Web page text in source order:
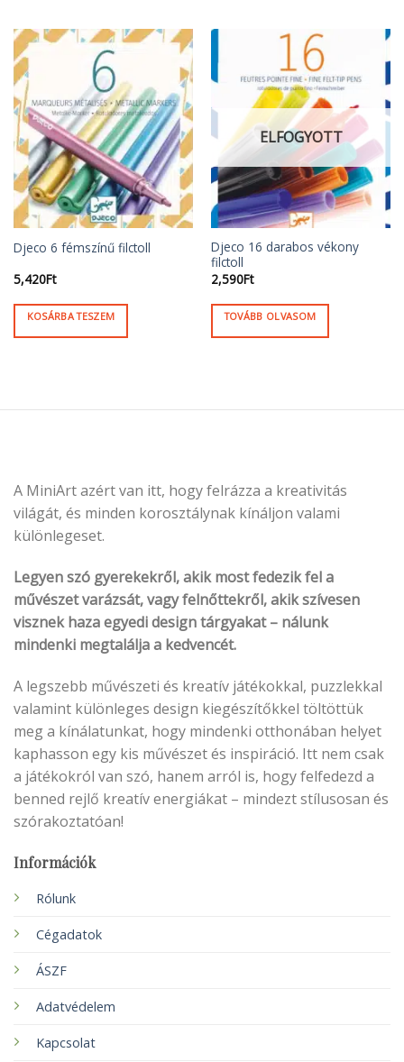
Djeco 6 fémszínű filctoll
5,420Ft
KOSÁRBA TESZEM
ELFOGYOTT
Djeco 16 darabos vékony
filctoll
2,590Ft
TOVÁBB OLVASOM
A MiniArt azért van itt, hogy felrázza a kreativitás
világát, és minden korosztálynak kínáljon valami
különlegeset.
Legyen szó gyerekekről, akik most fedezik fel a
művészet varázsát, vagy felnőttekről, akik szívesen
visznek haza egyedi design tárgyakat – nálunk
mindenki megtalálja a kedvencét.
A legszebb művészeti és kreatív játékokkal, puzzlekkal
valamint különleges design kiegészítőkkel töltöttük
meg a kínálatunkat, hogy mindenki otthonában helyet
kaphasson egy kis művészet és inspiráció. Itt nem csak
a játékokról van szó, hanem arról is, hogy felfedezd a
benned rejlő kreatív energiákat – mindezt stílusosan és
szórakoztatóan!
Információk
Rólunk
Cégadatok
ÁSZF
Adatvédelem
Kapcsolat